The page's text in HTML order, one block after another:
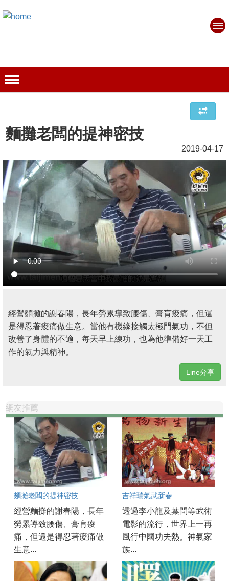
麵攤老闆的提神密技
2019-04-17
經營麵攤的謝春陽，長年勞累導致腰傷、膏肓痠痛，但還
是得忍著痠痛做生意。當他有機緣接觸太極門氣功，不但
改善了身體的不適，每天早上練功，也為他準備好一天工
作的氣力與精神。
Line分享
網友推薦
麵攤老闆的提神密技
經營麵攤的謝春陽，長年
勞累導致腰傷、膏肓痠
痛，但還是得忍著痠痛做
生意...
吉祥瑞氣武新春
透過李小龍及葉問等武術
電影的流行，世界上一再
風行中國功夫熱。神氣家
族...